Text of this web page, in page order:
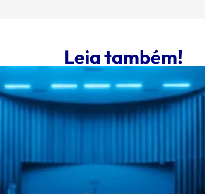
Leia também!